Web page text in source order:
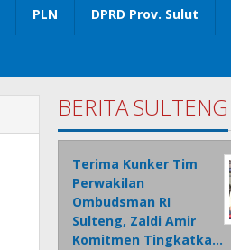
PLN DPRD Prov. Sulut
BERITA SULTENG
Terima Kunker Tim
Perwakilan
Ombudsman RI
Sulteng, Zaldi Amir
Komitmen Tingkatka…